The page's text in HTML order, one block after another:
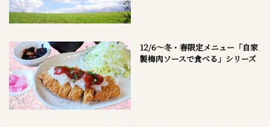
12/6～冬・春限定メニュー「自家
製梅肉ソースで食べる」シリーズ